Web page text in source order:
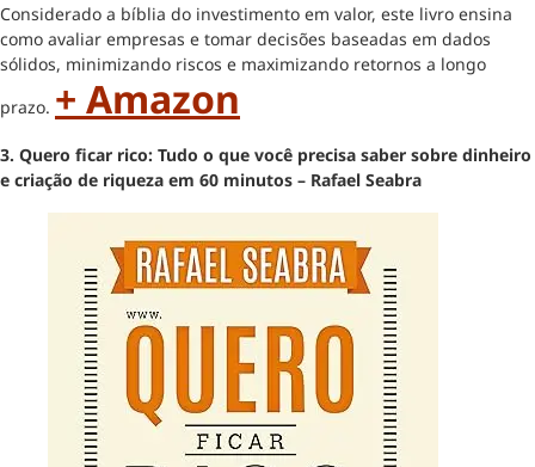
Considerado a bíblia do investimento em valor, este livro ensina
como avaliar empresas e tomar decisões baseadas em dados
sólidos, minimizando riscos e maximizando retornos a longo
prazo. + Amazon
3. Quero ficar rico: Tudo o que você precisa saber sobre dinheiro
e criação de riqueza em 60 minutos – Rafael Seabra